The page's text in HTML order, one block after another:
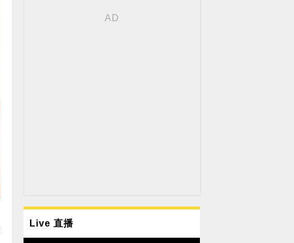
Live 直播